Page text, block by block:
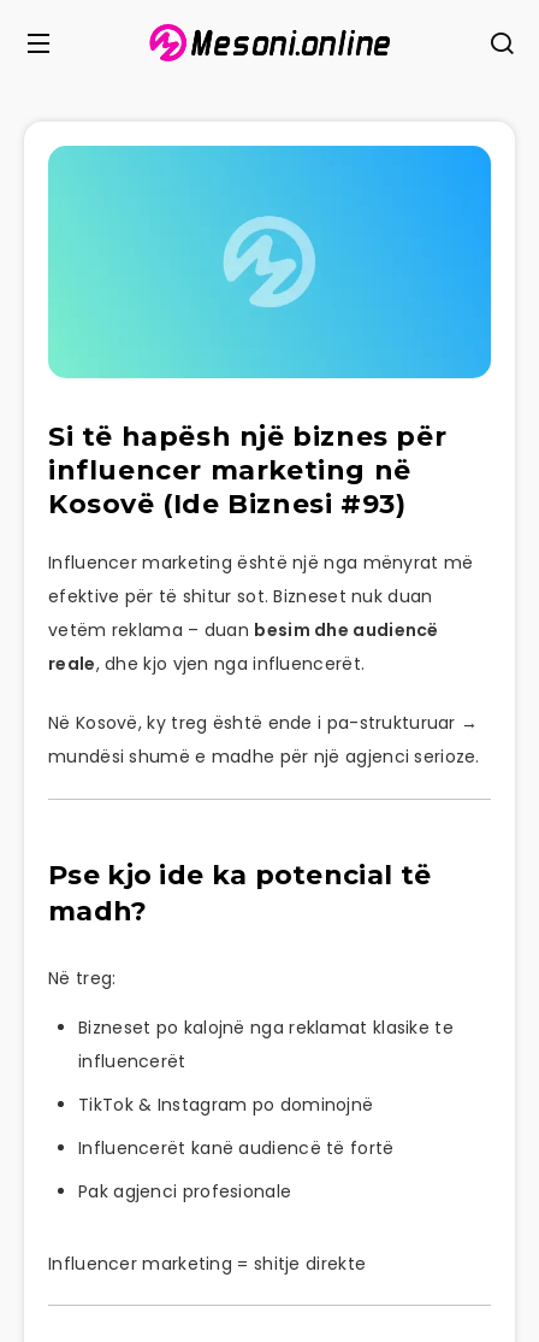
Si të hapësh një biznes për
influencer marketing në
Kosovë (Ide Biznesi #93)
Influencer marketing është një nga mënyrat më
efektive për të shitur sot. Bizneset nuk duan
vetëm reklama – duan besim dhe audiencë
reale, dhe kjo vjen nga influencerët.
Në Kosovë, ky treg është ende i pa-strukturuar →
mundësi shumë e madhe për një agjenci serioze.
Pse kjo ide ka potencial të
madh?
Në treg:
Bizneset po kalojnë nga reklamat klasike te
influencerët
TikTok & Instagram po dominojnë
Influencerët kanë audiencë të fortë
Pak agjenci profesionale
Influencer marketing = shitje direkte